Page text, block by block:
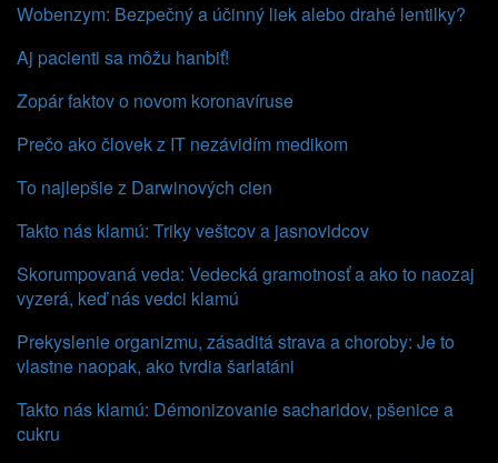
Wobenzym: Bezpečný a účinný liek alebo drahé lentilky?
Aj pacienti sa môžu hanbiť!
Zopár faktov o novom koronavíruse
Prečo ako človek z IT nezávidím medikom
To najlepšie z Darwinových cien
Takto nás klamú: Triky veštcov a jasnovidcov
Skorumpovaná veda: Vedecká gramotnosť a ako to naozaj
vyzerá, keď nás vedci klamú
Prekyslenie organizmu, zásaditá strava a choroby: Je to
vlastne naopak, ako tvrdia šarlatáni
Takto nás klamú: Démonizovanie sacharidov, pšenice a
cukru